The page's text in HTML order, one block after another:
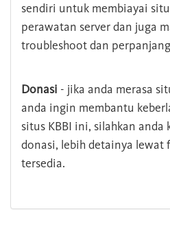
sendiri untuk membiayai
perawatan server dan juga
troubleshoot dan
Donasi - jika anda merasa
anda ingin membantu
situs KBBI ini, silahkan
donasi, lebih detainya lewat
tersedia.